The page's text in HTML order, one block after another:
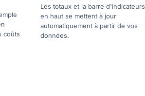
coûts
Les totaux et la barre d'indicateurs
en haut se mettent à jour
automatiquement à partir de vos
données.